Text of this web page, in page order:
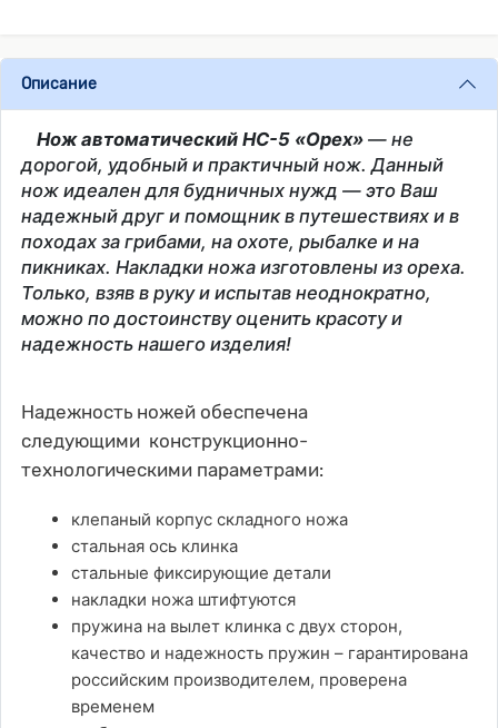
Описание
Нож автоматический НС-5 «Орех»— не
дорогой, удобный и практичный нож. Данный
нож идеален для будничных нужд — это Ваш
надежный друг и помощник в путешествиях и в
походах за грибами, на охоте, рыбалке и на
пикниках. Накладки ножа изготовлены из ореха.
Только, взяв в руку и испытав неоднократно,
можно по достоинству оценить красоту и
надежность нашего изделия!
Надежность ножей обеспечена
следующими конструкционно-
технологическими параметрами:
клепаный корпус складного ножа
стальная ось клинка
стальные фиксирующие детали
накладки ножа штифтуются
пружина на вылет клинка с двух сторон,
качество и надежность пружин – гарантирована
российским производителем, проверена
временем